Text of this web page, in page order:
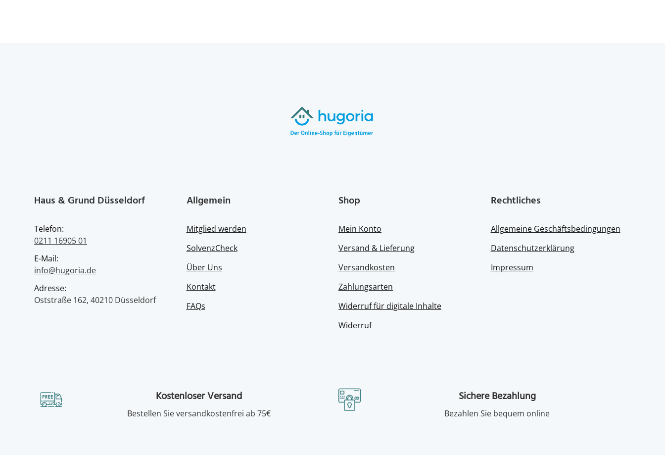
Haus & Grund Düsseldorf
Telefon:
0211 16905 01
E-Mail:
info@hugoria.de
Adresse:
Oststraße 162, 40210 Düsseldorf
Allgemein
Mitglied werden
SolvenzCheck
Über Uns
Kontakt
FAQs
Shop
Mein Konto
Versand & Lieferung
Versandkosten
Zahlungsarten
Widerruf für digitale Inhalte
Widerruf
Rechtliches
Allgemeine Geschäftsbedingungen
Datenschutzerklärung
Impressum
Kostenloser Versand
Bestellen Sie versandkostenfrei ab 75€
Sichere Bezahlung
Bezahlen Sie bequem online